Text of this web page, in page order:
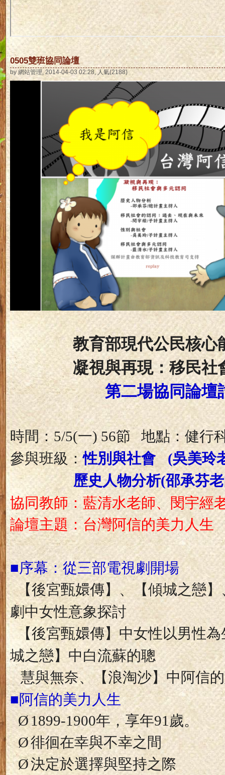
0505雙班協同論壇
by 網站管理, 2014-04-03 02:28, 人氣(2188)
教育部現代公民核心
凝視與再現：移民社
第二場協同論壇
時間： 5/5(一) 56節 地點：健行
參與班級：性別與社會 (吳美玲
歷史人物分析(邵承芬
協同教師：藍清水老師、閔宇經
論壇主題：台灣阿信的美力人生
■序幕：從三部電視劇開場
【後宮甄嬛傳】、【傾城之戀
劇中女性意象探討
【後宮甄嬛傳】中女性以男性
城之戀】中白流蘇的聰
慧與無奈、【浪淘沙】中阿信
■阿信的美力人生
Ø1899-1900年，享年91 歲。
Ø徘徊在幸與不幸之間
Ø決定於選擇與堅持之際